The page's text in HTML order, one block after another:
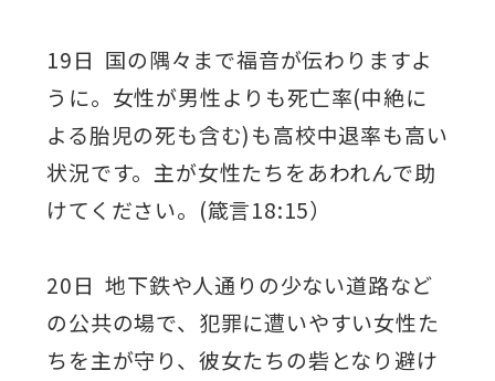
19日 国の隅々まで福音が伝わりますよ
うに。女性が男性よりも死亡率(中絶に
よる胎児の死も含む)も高校中退率も高い
状況です。主が女性たちをあわれんで助
けてください。(箴言18:15）
20日 地下鉄や人通りの少ない道路など
の公共の場で、犯罪に遭いやすい女性た
ちを主が守り、彼女たちの砦となり避け